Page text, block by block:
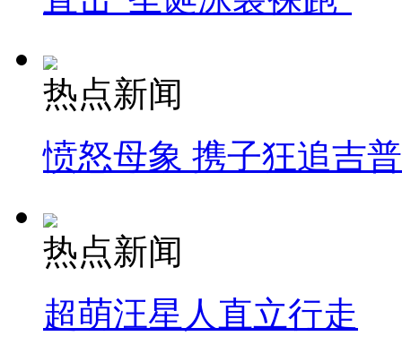
热点新闻
愤怒母象 携子狂追吉
热点新闻
超萌汪星人直立行走